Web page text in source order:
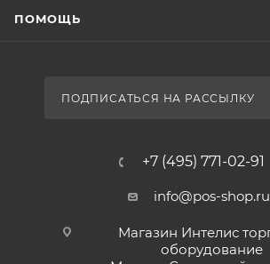
ПОМОЩЬ
ПОДПИСАТЬСЯ НА РАССЫЛКУ
+7 (495) 771-02-91
info@pos-shop.ru
Магазин Интелис
оборудование